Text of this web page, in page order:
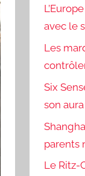
avec le
Les
Six
son
parents
Le Ritz-